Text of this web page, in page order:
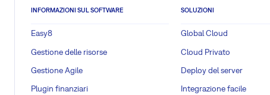
INFORMAZIONI SUL SOFTWARE
Easy8
Gestione delle risorse
Gestione Agile
Plugin finanziari
SOLUZIONI
Global Cloud
Cloud Privato
Deploy del server
Integrazione facile